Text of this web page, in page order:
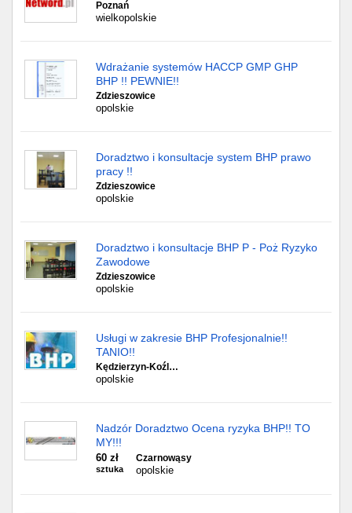
Poznań
wielkopolskie
Wdrażanie systemów HACCP GMP GHP
BHP !! PEWNIE!!
Zdzieszowice
opolskie
Doradztwo i konsultacje system BHP prawo
pracy !!
Zdzieszowice
opolskie
Doradztwo i konsultacje BHP P - Poż Ryzyko
Zawodowe
Zdzieszowice
opolskie
Usługi w zakresie BHP Profesjonalnie!!
TANIO!!
Kędzierzyn-Koźl…
opolskie
Nadzór Doradztwo Ocena ryzyka BHP!! TO
MY!!!
60 zł
sztuka
Czarnowąsy
opolskie